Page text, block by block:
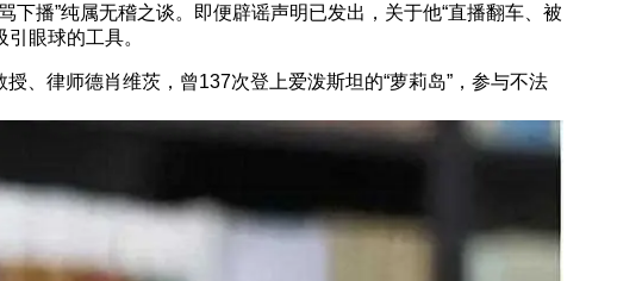
播”纯属无稽之谈。即便辟谣声明已发出，关于他“直播翻车、被
眼球的工具。
律师德肖维茨，曾137次登上爱泼斯坦的“萝莉岛”，参与不法